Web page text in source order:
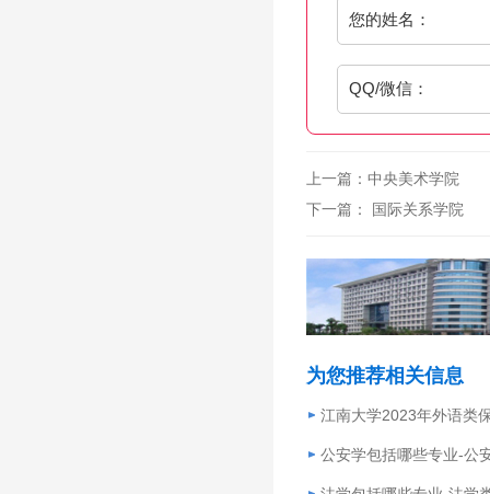
您的姓名：
QQ/微信：
上一篇： 中央美术学院
下一篇：
国际关系学院
为您推荐相关信息
江南大学2023年外语类
公安学包括哪些专业-公